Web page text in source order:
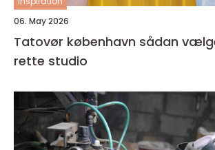
06. May 2026
Tatovør københavn sådan vælger du det
rette studio